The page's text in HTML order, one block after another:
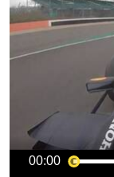
00:00